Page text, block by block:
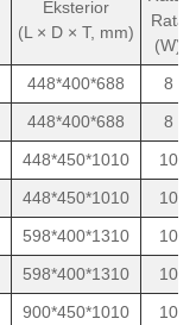
Eksterior
(L × D × T, mm)
Rata
(W)
448*400*688
8
448*400*688
8
448*450*1010
10
448*450*1010
10
598*400*1310
10
598*400*1310
10
900*450*1010
10